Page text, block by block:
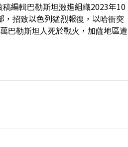
稿編輯巴勒斯坦激進組織2023年10
，招致以色列猛烈報復，以哈衝突
巴勒斯坦人死於戰火，加薩地區遭